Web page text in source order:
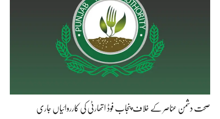
صحت دشمن عناصر کے خلاف پنجاب فوڈ اتھارٹی کی کارروائیاں جاری